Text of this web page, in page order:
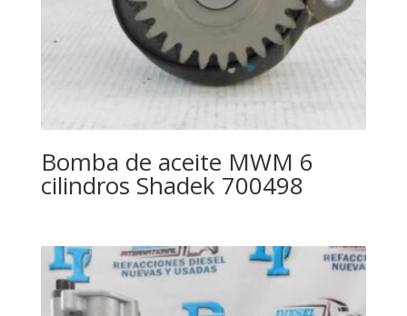
Bomba de aceite MWM 6
cilindros Shadek 700498